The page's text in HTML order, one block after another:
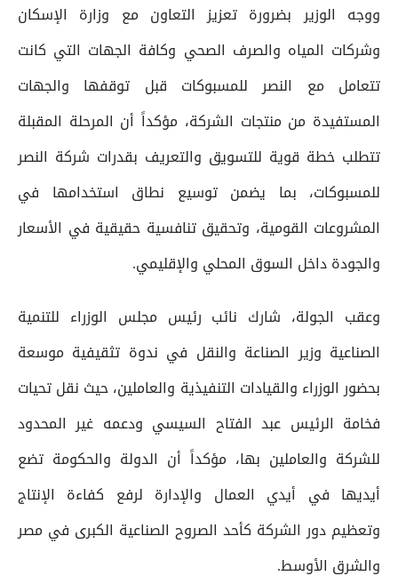
ووجه الوزير بضرورة تعزيز التعاون مع وزارة الإسكان
وشركات المياه والصرف الصحي وكافة الجهات التي كانت
تتعامل مع النصر للمسبوكات قبل توقفها والجهات
المستفيدة من منتجات الشركة، مؤكداً أن المرحلة المقبلة
تتطلب خطة قوية للتسويق والتعريف بقدرات شركة النصر
للمسبوكات، بما يضمن توسيع نطاق استخدامها في
المشروعات القومية، وتحقيق تنافسية حقيقية في الأسعار
والجودة داخل السوق المحلي والإقليمي.
وعقب الجولة، شارك نائب رئيس مجلس الوزراء للتنمية
الصناعية وزير الصناعة والنقل في ندوة تثقيفية موسعة
بحضور الوزراء والقيادات التنفيذية والعاملين، حيث نقل تحيات
فخامة الرئيس عبد الفتاح السيسي ودعمه غير المحدود
للشركة والعاملين بها، مؤكداً أن الدولة والحكومة تضع
أيديها في أيدي العمال والإدارة لرفع كفاءة الإنتاج
وتعظيم دور الشركة كأحد الصروح الصناعية الكبرى في مصر
والشرق الأوسط.